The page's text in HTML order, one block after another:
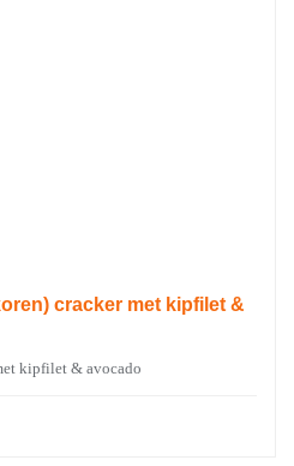
cracker met kipfilet &
kipfilet & avocado